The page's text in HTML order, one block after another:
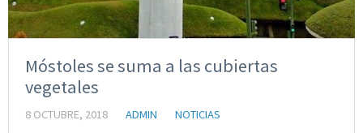
Móstoles se suma a las cubiertas
vegetales
8 OCTUBRE, 2018 ADMIN NOTICIAS